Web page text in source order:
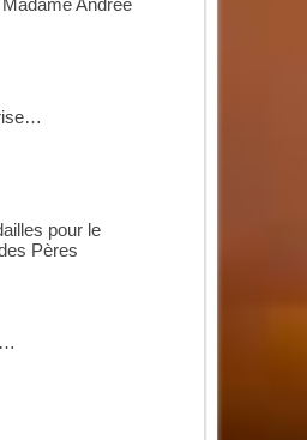
Andrée
pour le
Pères